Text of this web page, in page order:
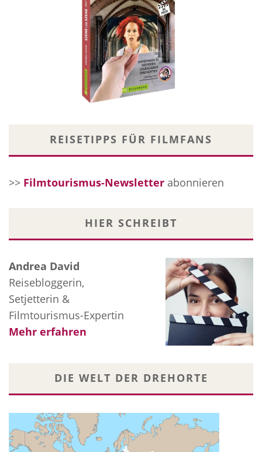
REISETIPPS FÜR FILMFANS
>> Filmtourismus-Newsletter abonnieren
HIER SCHREIBT
Andrea David
Reisebloggerin,
Setjetterin &
Filmtourismus-Expertin
Mehr erfahren
DIE WELT DER DREHORTE